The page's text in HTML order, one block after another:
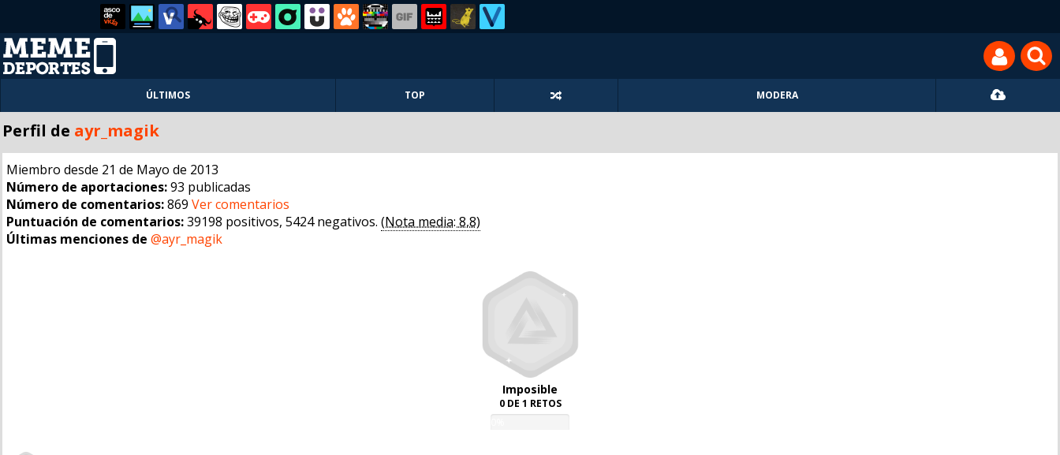
ÚLTIMOS TOP MODERA
Perfil de ayr_magik
Miembro desde 21 de Mayo de 2013
Número de aportaciones:93 publicadas
Número de comentarios:869 Ver comentarios
Puntuación de comentarios:39198 positivos, 5424 negativos. (Nota media: 8,8)
Últimas menciones de @ayr_magik
Imposible
0 DE 1 RETOS